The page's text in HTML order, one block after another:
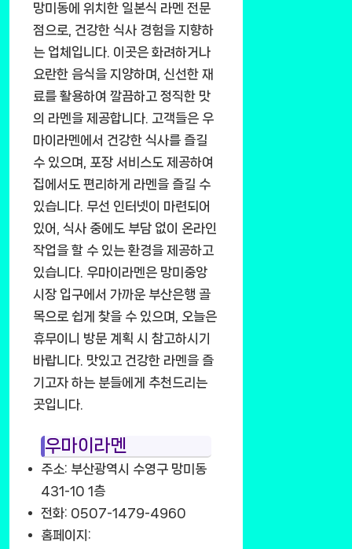
망미동에 위치한 일본식 라멘 전문
점으로, 건강한 식사 경험을 지향하
는 업체입니다. 이곳은 화려하거나
요란한 음식을 지양하며, 신선한 재
료를 활용하여 깔끔하고 정직한 맛
의 라멘을 제공합니다. 고객들은 우
마이라멘에서 건강한 식사를 즐길
수 있으며, 포장 서비스도 제공하여
집에서도 편리하게 라멘을 즐길 수
있습니다. 무선 인터넷이 마련되어
있어, 식사 중에도 부담 없이 온라인
작업을 할 수 있는 환경을 제공하고
있습니다. 우마이라멘은 망미중앙
시장 입구에서 가까운 부산은행 골
목으로 쉽게 찾을 수 있으며, 오늘은
휴무이니 방문 계획 시 참고하시기
바랍니다. 맛있고 건강한 라멘을 즐
기고자 하는 분들에게 추천드리는
곳입니다.
우마이라멘
주소: 부산광역시 수영구 망미동
431-10 1층
전화: 0507-1479-4960
홈페이지: